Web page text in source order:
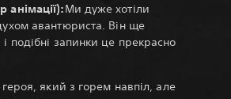
анімації):Ми дуже хотіли
авантюриста. Він ще
подібні запинки це прекрасно
героя, який з горем навпіл, але